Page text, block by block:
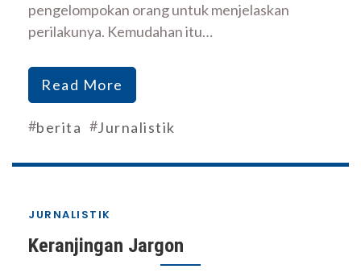
pengelompokan orang untuk menjelaskan
perilakunya. Kemudahan itu…
Read More
#berita #Jurnalistik
JURNALISTIK
Keranjingan Jargon